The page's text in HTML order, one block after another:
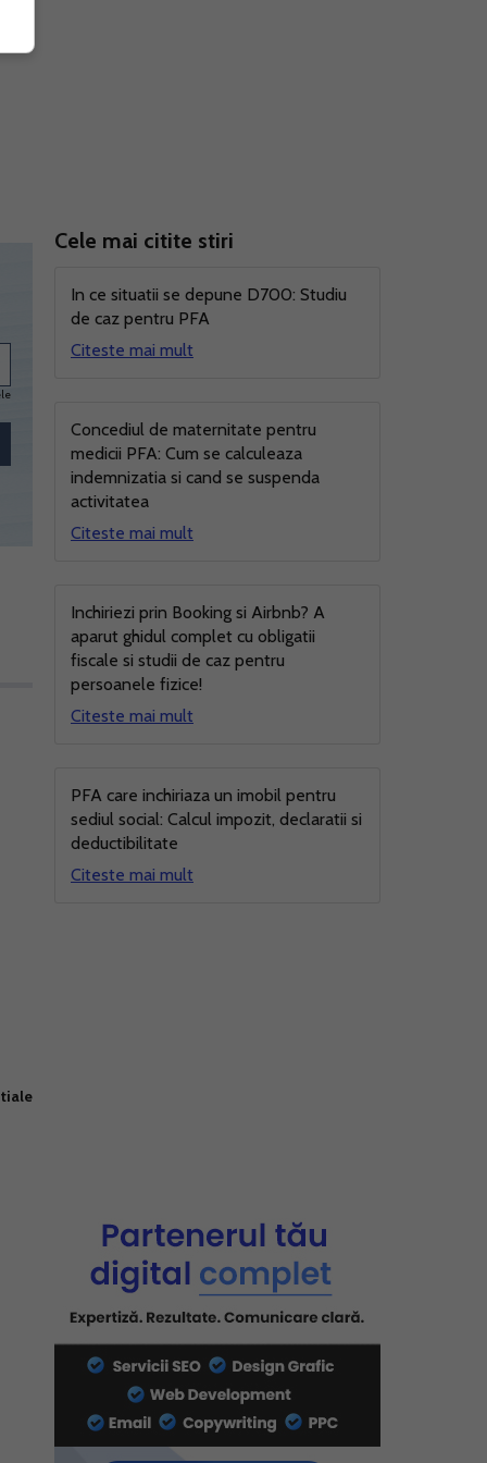
Cele mai citite stiri
In ce situatii se depune D700: Studiu
de caz pentru PFA
Citeste mai mult
Concediul de maternitate pentru
medicii PFA: Cum se calculeaza
indemnizatia si cand se suspenda
activitatea
Citeste mai mult
Inchiriezi prin Booking si Airbnb? A
aparut ghidul complet cu obligatii
fiscale si studii de caz pentru
persoanele fizice!
Citeste mai mult
PFA care inchiriaza un imobil pentru
sediul social: Calcul impozit, declaratii si
deductibilitate
Citeste mai mult